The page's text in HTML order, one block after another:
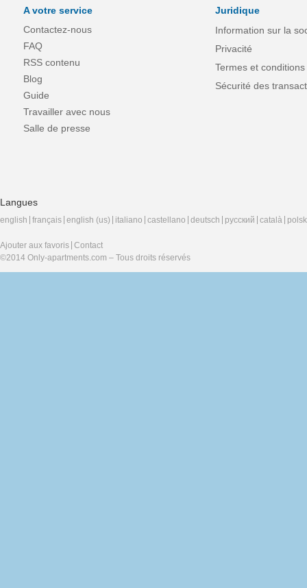
A votre service
Contactez-nous
FAQ
RSS contenu
Blog
Guide
Travailler avec nous
Salle de presse
Juridique
Information sur la
Privacité
Termes et conditions
Sécurité des
Langues
english français english (us) italiano castellano deutsch русский català
Ajouter aux favoris Contact
©2014 Only-apartments.com – Tous droits réservés